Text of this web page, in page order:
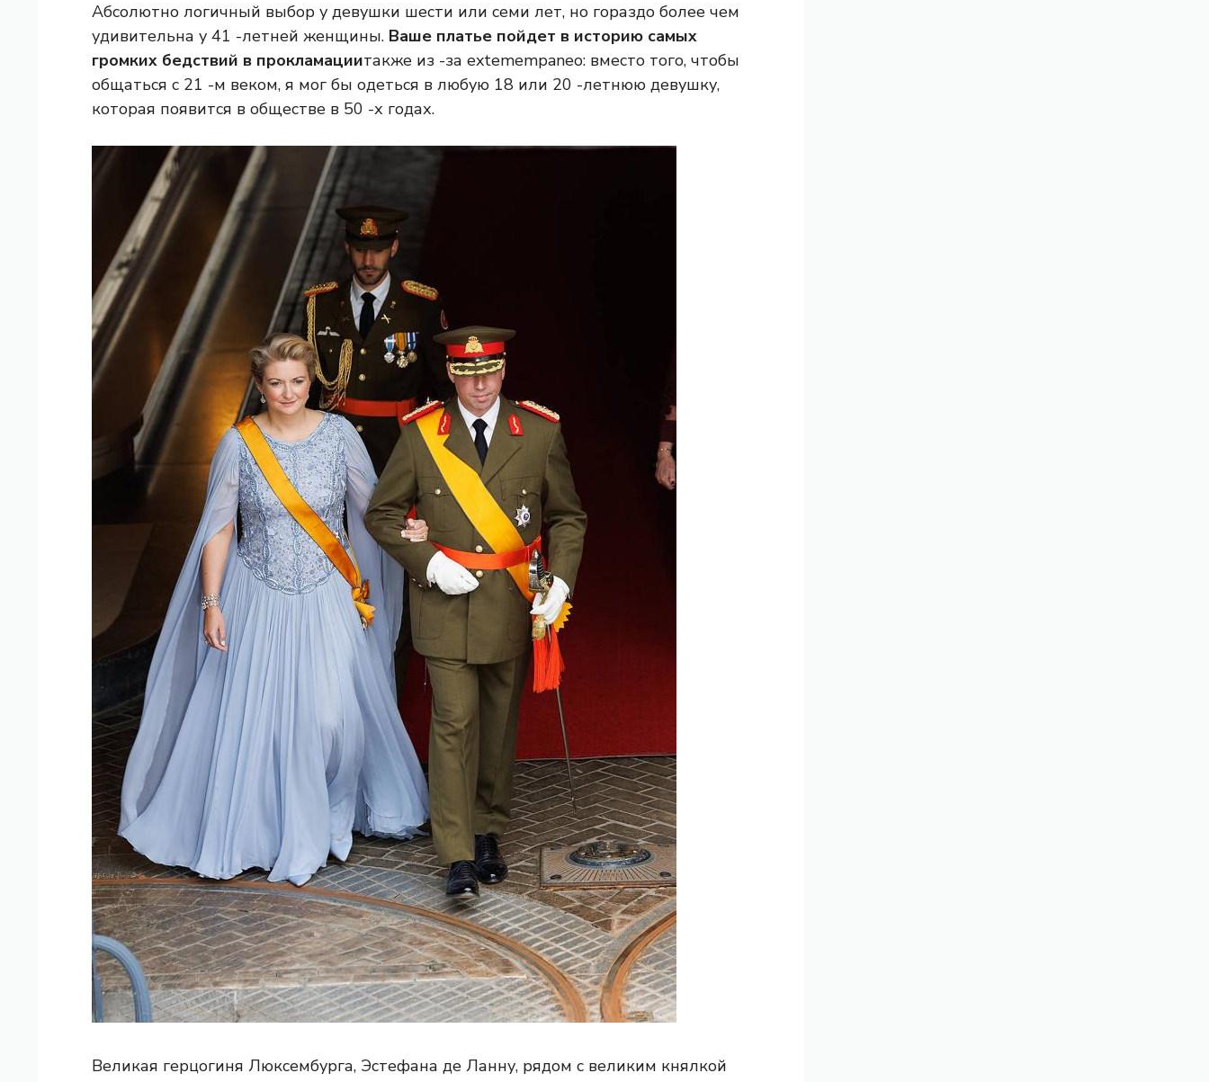
Абсолютно логичный выбор у девушки шести или семи лет, но гораздо более чем
удивительна у 41 -летней женщины. Ваше платье пойдет в историю самых
громких бедствий в прокламациитакже из -за extemempaneo: вместо того, чтобы
общаться с 21 -м веком, я мог бы одеться в любую 18 или 20 -летнюю девушку,
которая появится в обществе в 50 -х годах.
Великая герцогиня Люксембурга, Эстефана де Ланну, рядом с великим княлкой